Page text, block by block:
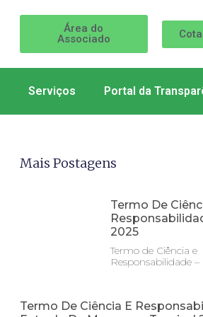
Área do
Associado
Serviços Portal da
Mais Postagens
Termo De
2025
Termo de Ciência e
Responsabilidade
Termo De Ciência E